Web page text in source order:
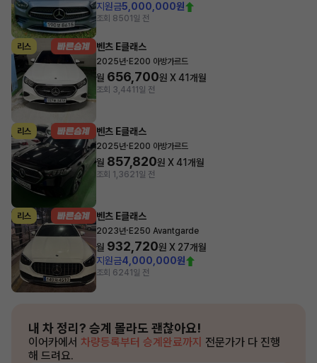
지원금5,000,000원
조회 8501일 전
리스 벤츠 E클래스
2025년· E200 아방가르드
월 656,700원 X41개월
조회 3,441 1일 전
리스 벤츠 E클래스
2025년· E200 아방가르드
월 857,820원 X41개월
조회 1,3621일 전
리스 벤츠 E클래스
2023년· E250 Avantgarde
월 932,720원 X 27개월
지원금4,000,000원
조회 6241일 전
내 차 정리? 승계 몰라도 괜찮아요!
이어카에서 차량등록부터 승계완료까지 전문가가 다 진행
해 드려요.